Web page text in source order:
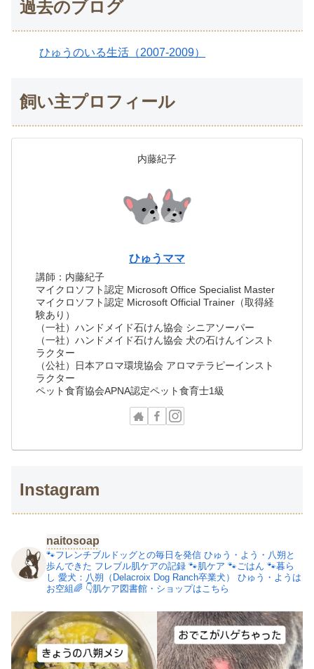
過去のブログ
ひゅうのいる生活（2007-2009）
飼い主プロフィール
内藤紀子
ひゅうママ
講師：内藤紀子
マイクロソフト認定 Microsoft Office Specialist Master
マイクロソフト認定 Microsoft Official Trainer（取得経
験あり）
（一社）ハンドメイド石けん協会 シニアソーパー
（一社）ハンドメイド石けん協会 犬の石けんインスト
ラクター
（公社）日本アロマ環境協会 アロマテラピーインスト
ラクター
ペット食育協会APNA認定ペット食育士1級
Instagram
naitosoap
🐾フレンチブルドッグとの毎日を発信 ひゅう・よう・八朔と
歩んできた フレブル肌ケアの記録 🐾肌ケア 🐾ごはん 🐾暮ら
し 愛犬：八朔（Delacroix Dog Ranch卒業犬）
ひゅう・ようは
お空組🌈 👇肌ケア図書館・ショップはこちら